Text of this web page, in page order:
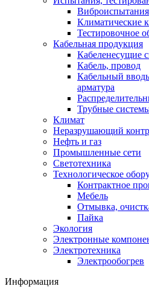
Виброиспытания
Климатические
Тестировочное
Кабельная продукция
Кабеленесущие
Кабель, провод
Кабельный
арматура
Трубные
Климат
Неразрушающий
Нефть и газ
Промышленные сети
Светотехника
Технологическое
Контрактное
Мебель
Отмывка,
Пайка
Экология
Электронные
Электротехника
Электрообогрев
Информация